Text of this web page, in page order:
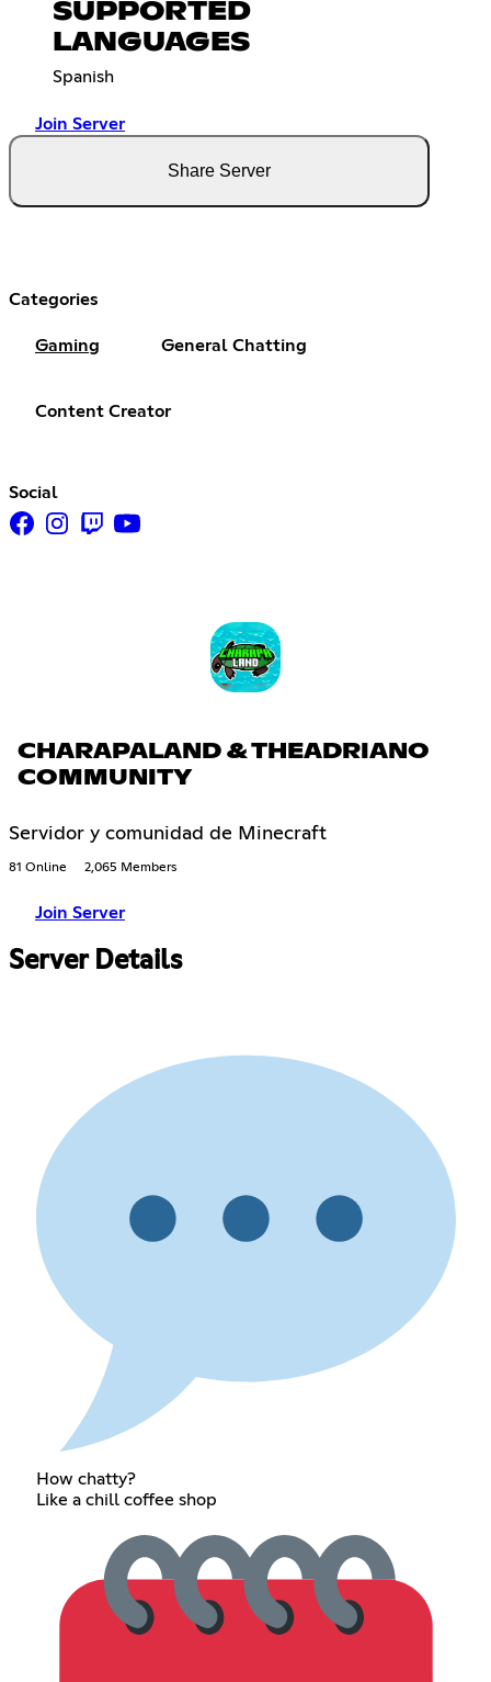
SUPPORTED
LANGUAGES
Spanish
Join Server
Share Server
Categories
Gaming General Chatting
Content Creator
Social
CHARAPALAND & THEADRIANO
COMMUNITY
Servidor y comunidad de Minecraft
81 Online 2,065 Members
Join Server
Server Details
How chatty?
Like a chill coffee shop